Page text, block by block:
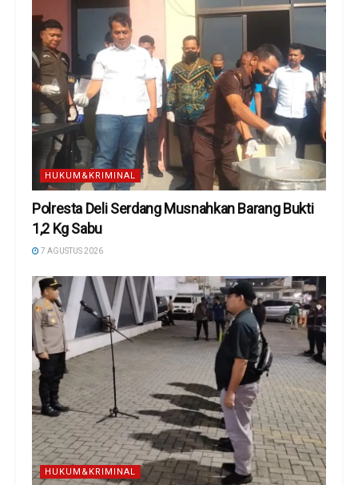
HUKUM&KRIMINAL
Polresta Deli Serdang Musnahkan Barang Bukti
1,2 Kg Sabu
7 AGUSTUS 2026
HUKUM&KRIMINAL